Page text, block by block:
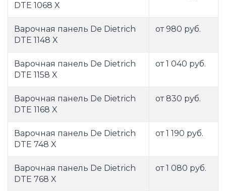
DTE 1068 X
Варочная панель De Dietrich
DTE 1148 X
от 980 руб.
Варочная панель De Dietrich
DTE 1158 X
от 1 040 руб.
Варочная панель De Dietrich
DTE 1168 X
от 830 руб.
Варочная панель De Dietrich
DTE 748 X
от 1 190 руб.
Варочная панель De Dietrich
DTE 768 X
от 1 080 руб.